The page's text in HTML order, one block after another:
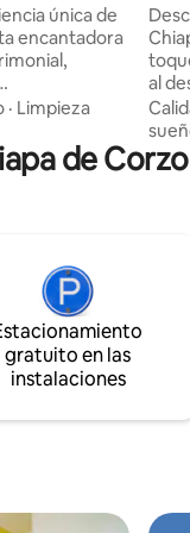
única de
encantadora
Sus amplios
privada
coche (sujeto
· Limpieza
al
para
de Corzo
gratuito en las
instalaciones